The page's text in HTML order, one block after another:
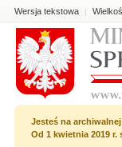
Wersja tekstowa |
Jesteś na
Od 1 kwietnia 2019